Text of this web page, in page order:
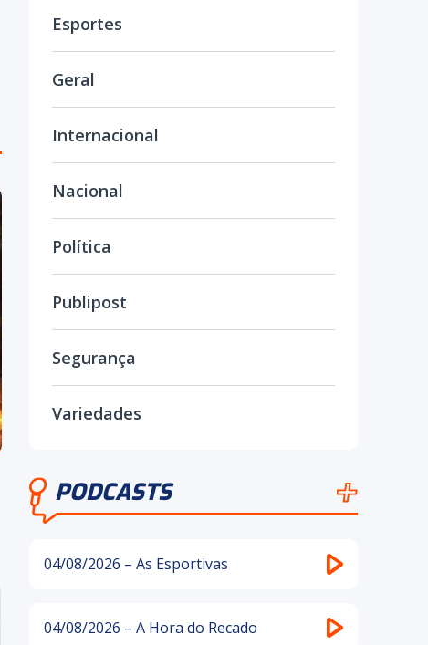
Esportes
Geral
Internacional
Nacional
Política
Publipost
Segurança
Variedades
PODCASTS
04/08/2026 – As Esportivas
04/08/2026 – A Hora do Recado